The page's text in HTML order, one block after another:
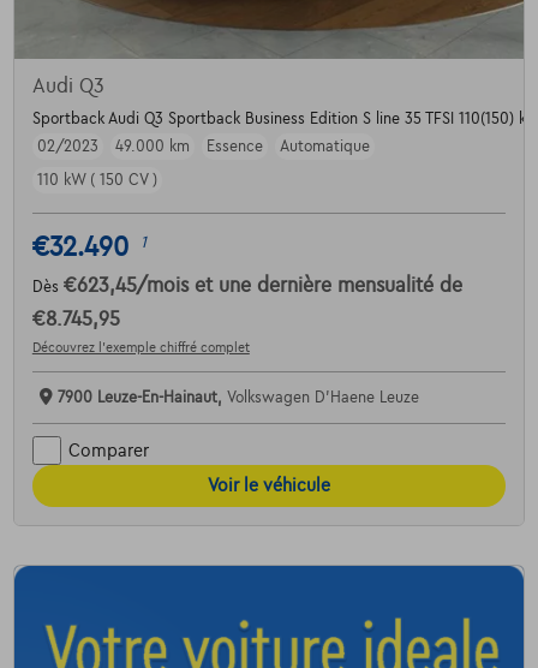
Audi Q3
Sportback Audi Q3 Sportback Business Edition S line 35 TFSI 110(150)
02/2023
49.000 km Essence
Automatique
110 kW ( 150 CV )
€32.490 1
Dès €623,45/mois et une dernière mensualité de
€8.745,95
Découvrez l’exemple chiffré complet
7900 Leuze-En-Hainaut, Volkswagen D'Haene Leuze
Comparer
Voir le véhicule